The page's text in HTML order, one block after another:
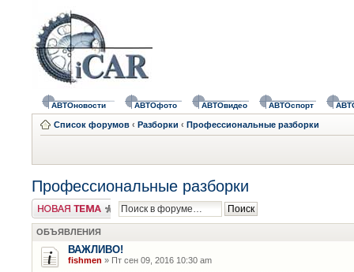
АВТОновости АВТОфото АВТОвидео АВТОспорт
Список форумов ‹ Разборки ‹ Профессиональные разборки
Профессиональные разборки
Новая тема
ОБЪЯВЛЕНИЯ
ВАЖЛИВО!
fishmen » Пт сен 09, 2016 10:30 am